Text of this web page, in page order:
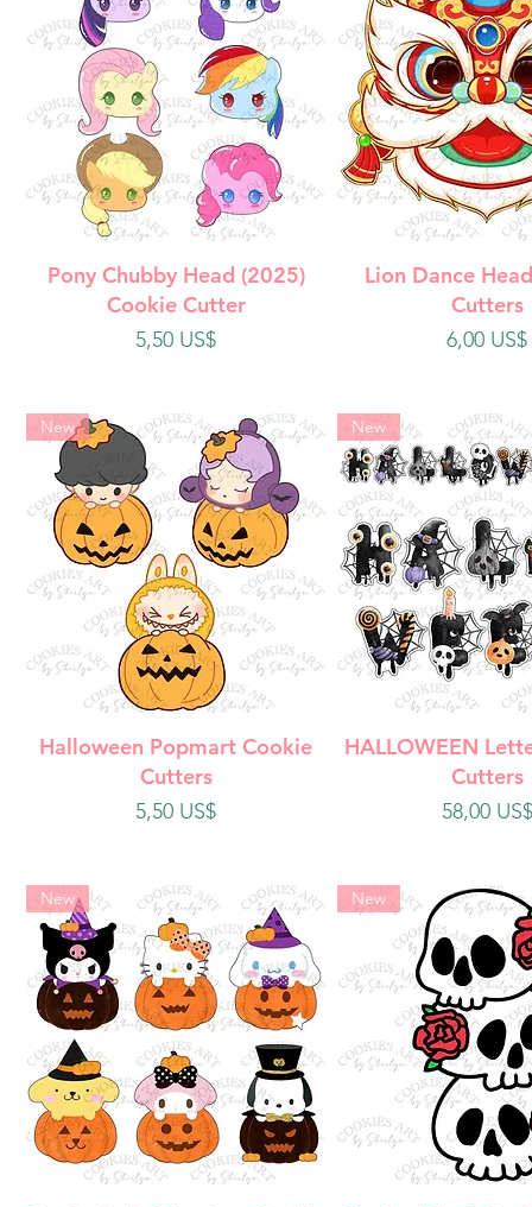
Vista rápida
Pony Chubby Head (2025)
Cookie Cutter
Precio
5,50 US$
Vista
Lion Dance
Cutters
Precio
6,00 US$
Vista rápida
New
Halloween Popmart Cookie
Cutters
Precio
5,50 US$
Vista
New
HALLOWEEN
Cutters
Precio
58,00 US$
New New